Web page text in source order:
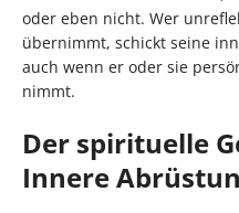
oder eben nicht. Wer
übernimmt, schickt seine
auch wenn er oder sie
nimmt.
Der spirituelle
Innere